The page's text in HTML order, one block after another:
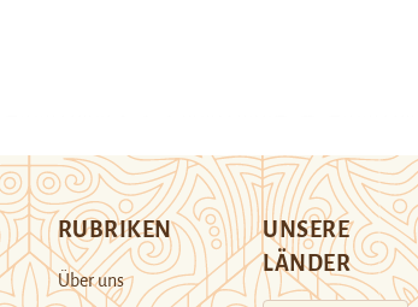
RUBRIKEN
Über uns
UNSERE
LÄNDER